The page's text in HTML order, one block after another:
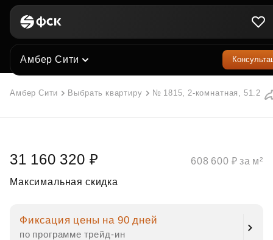
Амбер Сити
Амбер Сити Выбрать квартиру № 1815, 2-комнатная, 51.2 м²
31 160 320 ₽
Максимальная скидка
Фиксация цены на 90 дней
по программе трейд‑ин
608 600 ₽ за м²